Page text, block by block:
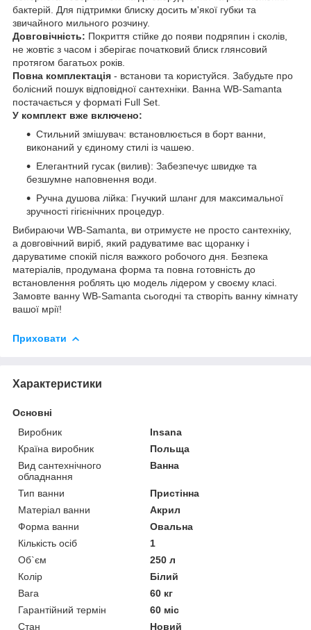
бактерій. Для підтримки блиску досить м'якої губки та
звичайного мильного розчину.
Довговічність: Покриття стійке до появи подряпин і сколів,
не жовтіє з часом і зберігає початковий блиск глянсовий
протягом багатьох років.
Повна комплектація - встанови та користуйся. Забудьте про
болісний пошук відповідної сантехніки. Ванна WB-Samanta
постачається у форматі Full Set.
У комплект вже включено:
Стильний змішувач: встановлюється в борт ванни,
виконаний у єдиному стилі із чашею.
Елегантний гусак (вилив): Забезпечує швидке та
безшумне наповнення води.
Ручна душова лійка: Гнучкий шланг для максимальної
зручності гігієнічних процедур.
Вибираючи WB-Samanta, ви отримуєте не просто сантехніку,
а довговічний виріб, який радуватиме вас щоранку і
даруватиме спокій після важкого робочого дня. Безпека
матеріалів, продумана форма та повна готовність до
встановлення роблять цю модель лідером у своєму класі.
Замовте ванну WB-Samanta сьогодні та створіть ванну кімнату
вашої мрії!
Приховати
Характеристики
Основні
Виробник
Insana
Країна виробник
Польща
Вид сантехнічного
обладнання
Ванна
Тип ванни
Пристінна
Матеріал ванни
Акрил
Форма ванни
Овальна
Кількість осіб
1
Об`єм
250 л
Колір
Білий
Вага
60 кг
Гарантійний термін
60 міс
Стан
Новий